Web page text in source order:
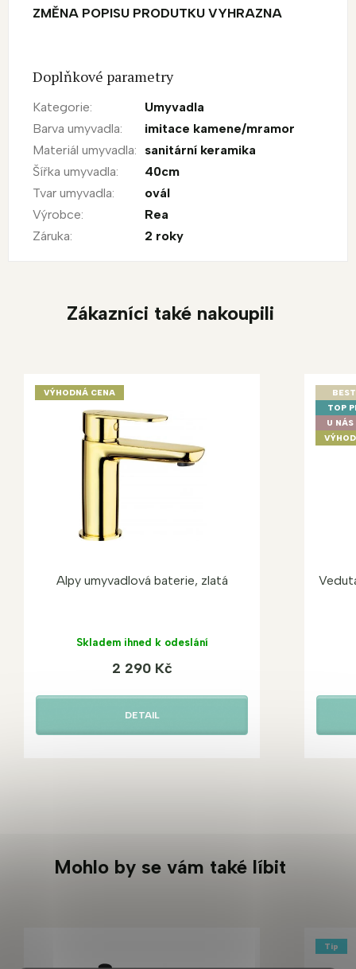
ZMĚNA POPISU PRODUTKU VYHRAZNA
Doplňkové parametry
Kategorie:
Umyvadla
Barva umyvadla:
imitace kamene/mramor
Materiál umyvadla:
sanitární keramika
Šířka umyvadla:
40cm
Tvar umyvadla:
ovál
Výrobce:
Rea
Záruka: 2 roky
Zákazníci také nakoupili
VÝHODNÁ CENA
Alpy umyvadlová baterie, zlatá
Skladem ihned k odeslání
2 290 Kč
DETAIL
TOP
U
Mohlo by se vám také líbit
Tip